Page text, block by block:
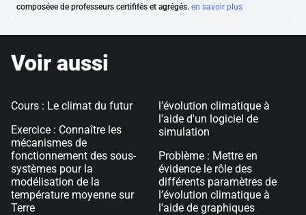
composéee de professeurs certififés et agrégés. en savoir plus
Voir aussi
Cours : Le climat du futur
Exercice : Connaître les
mécanismes de
fonctionnement des sous-
systèmes pour la
modélisation de la
température moyenne sur
Terre
l’évolution climatique à
l'aide d'un logiciel de
simulation
Problème : Mettre en
évidence le rôle des
différents paramètres de
l’évolution climatique à
l'aide de graphiques